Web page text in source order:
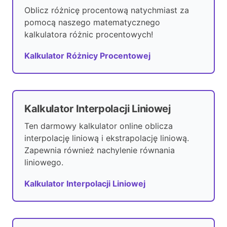
Oblicz różnicę procentową natychmiast za
pomocą naszego matematycznego
kalkulatora różnic procentowych!
Kalkulator Różnicy Procentowej
Kalkulator Interpolacji Liniowej
Ten darmowy kalkulator online oblicza
interpolację liniową i ekstrapolację liniową.
Zapewnia również nachylenie równania
liniowego.
Kalkulator Interpolacji Liniowej